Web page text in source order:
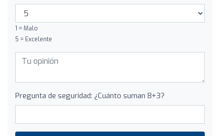
1 = Malo
5 = Excelente
Pregunta de seguridad: ¿Cuánto suman 8+3?